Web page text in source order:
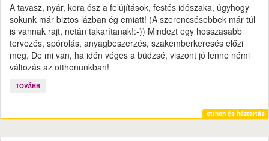
A tavasz, nyár, kora ősz a felújítások, festés időszaka, úgyhogy
sokunk már biztos lázban ég emiatt! (A szerencsésebbek már túl
is vannak rajt, netán takarítanak!:-)) Mindezt egy hosszasabb
tervezés, spórolás, anyagbeszerzés, szakemberkeresés előzi
meg. De mi van, ha idén véges a büdzsé, viszont jó lenne némi
változás az otthonunkban!
TOVÁBB
otthon és háztartás